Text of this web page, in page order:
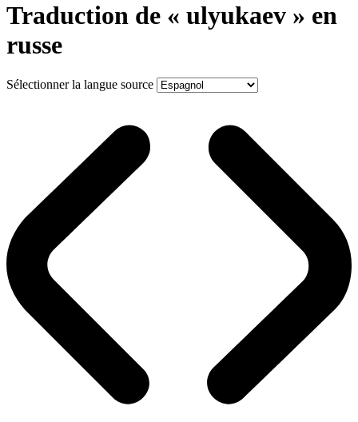
Traduction de « ulyukaev » en
russe
Sélectionner la langue source